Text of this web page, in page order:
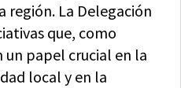
región. La Delegación
que, como
un papel crucial en la
local y en la